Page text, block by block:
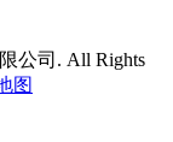
公司. All Rights
图